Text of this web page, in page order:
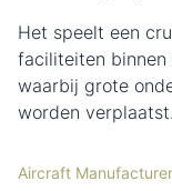
Het speelt een
faciliteiten
waarbij grote
worden verplaatst.
Aircraft Manufacturer